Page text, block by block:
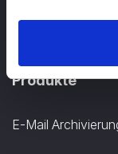
10178
Produkte
E-Mail